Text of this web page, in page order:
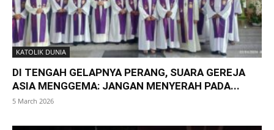
KATOLIK DUNIA
DI TENGAH GELAPNYA PERANG, SUARA GEREJA
ASIA MENGGEMA: JANGAN MENYERAH PADA...
5 March 2026